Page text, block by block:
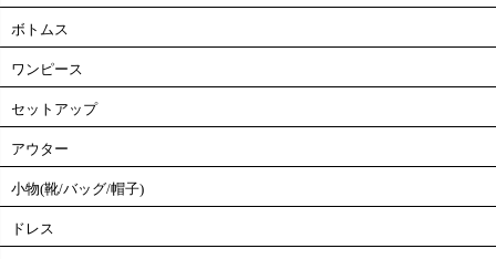
ボトムス
ワンピース
セットアップ
アウター
小物(靴/バッグ/帽子)
ドレス